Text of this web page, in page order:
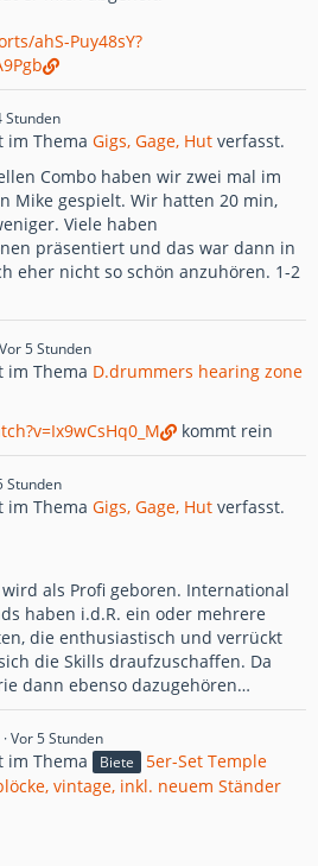
ahS-Puy48sY?
Stunden
im Thema Gigs, Gage, Hut verfasst.
Combo haben wir zwei mal im
Mike gespielt. Wir hatten 20 min,
Viele haben
präsentiert und das war dann in
eher nicht so schön anzuhören. 1-2
Vor 5 Stunden
im Thema D.drummers hearing zone
kommt rein
Stunden
im Thema Gigs, Gage, Hut verfasst.
wird als Profi geboren. International
haben i.d.R. ein oder mehrere
die enthusiastisch und verrückt
die Skills draufzuschaffen. Da
dann ebenso dazugehören…
Vor 5 Stunden
im Thema Biete
5er-Set Temple
vintage, inkl. neuem Ständer